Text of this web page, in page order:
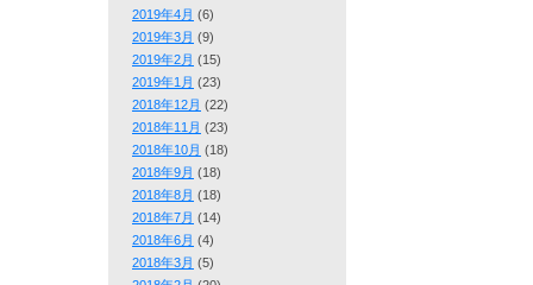
2019年4月 (6)
2019年3月 (9)
2019年2月 (15)
2019年1月 (23)
2018年12月 (22)
2018年11月 (23)
2018年10月 (18)
2018年9月 (18)
2018年8月 (18)
2018年7月 (14)
2018年6月 (4)
2018年3月 (5)